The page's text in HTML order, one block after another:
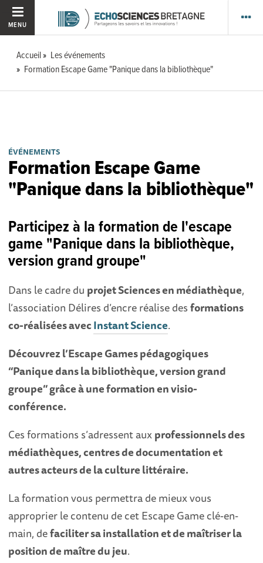
MENU
Accueil
Les événements
Formation Escape Game "Panique dans la bibliothèque"
ÉVÉNEMENTS
Formation Escape Game
"Panique dans la bibliothèque"
Participez à la formation de l'escape
game "Panique dans la bibliothèque,
version grand groupe"
Dans le cadre du projet Sciences en médiathèque,
l’association Délires d’encre réalise desformations
co-réalisées avecInstant Science.
Découvrez l’Escape Games pédagogiques
“Panique dans la bibliothèque, version grand
groupe” grâce à une formation en visio-
conférence.
Ces formations s’adressent auxprofessionnels des
médiathèques, centres de documentation et
autres acteurs de la culture littéraire.
La formation vous permettra de mieux vous
approprier le contenu de cet Escape Game clé-en-
main, defaciliter sa installation et de maîtriser la
position de maître du jeu.